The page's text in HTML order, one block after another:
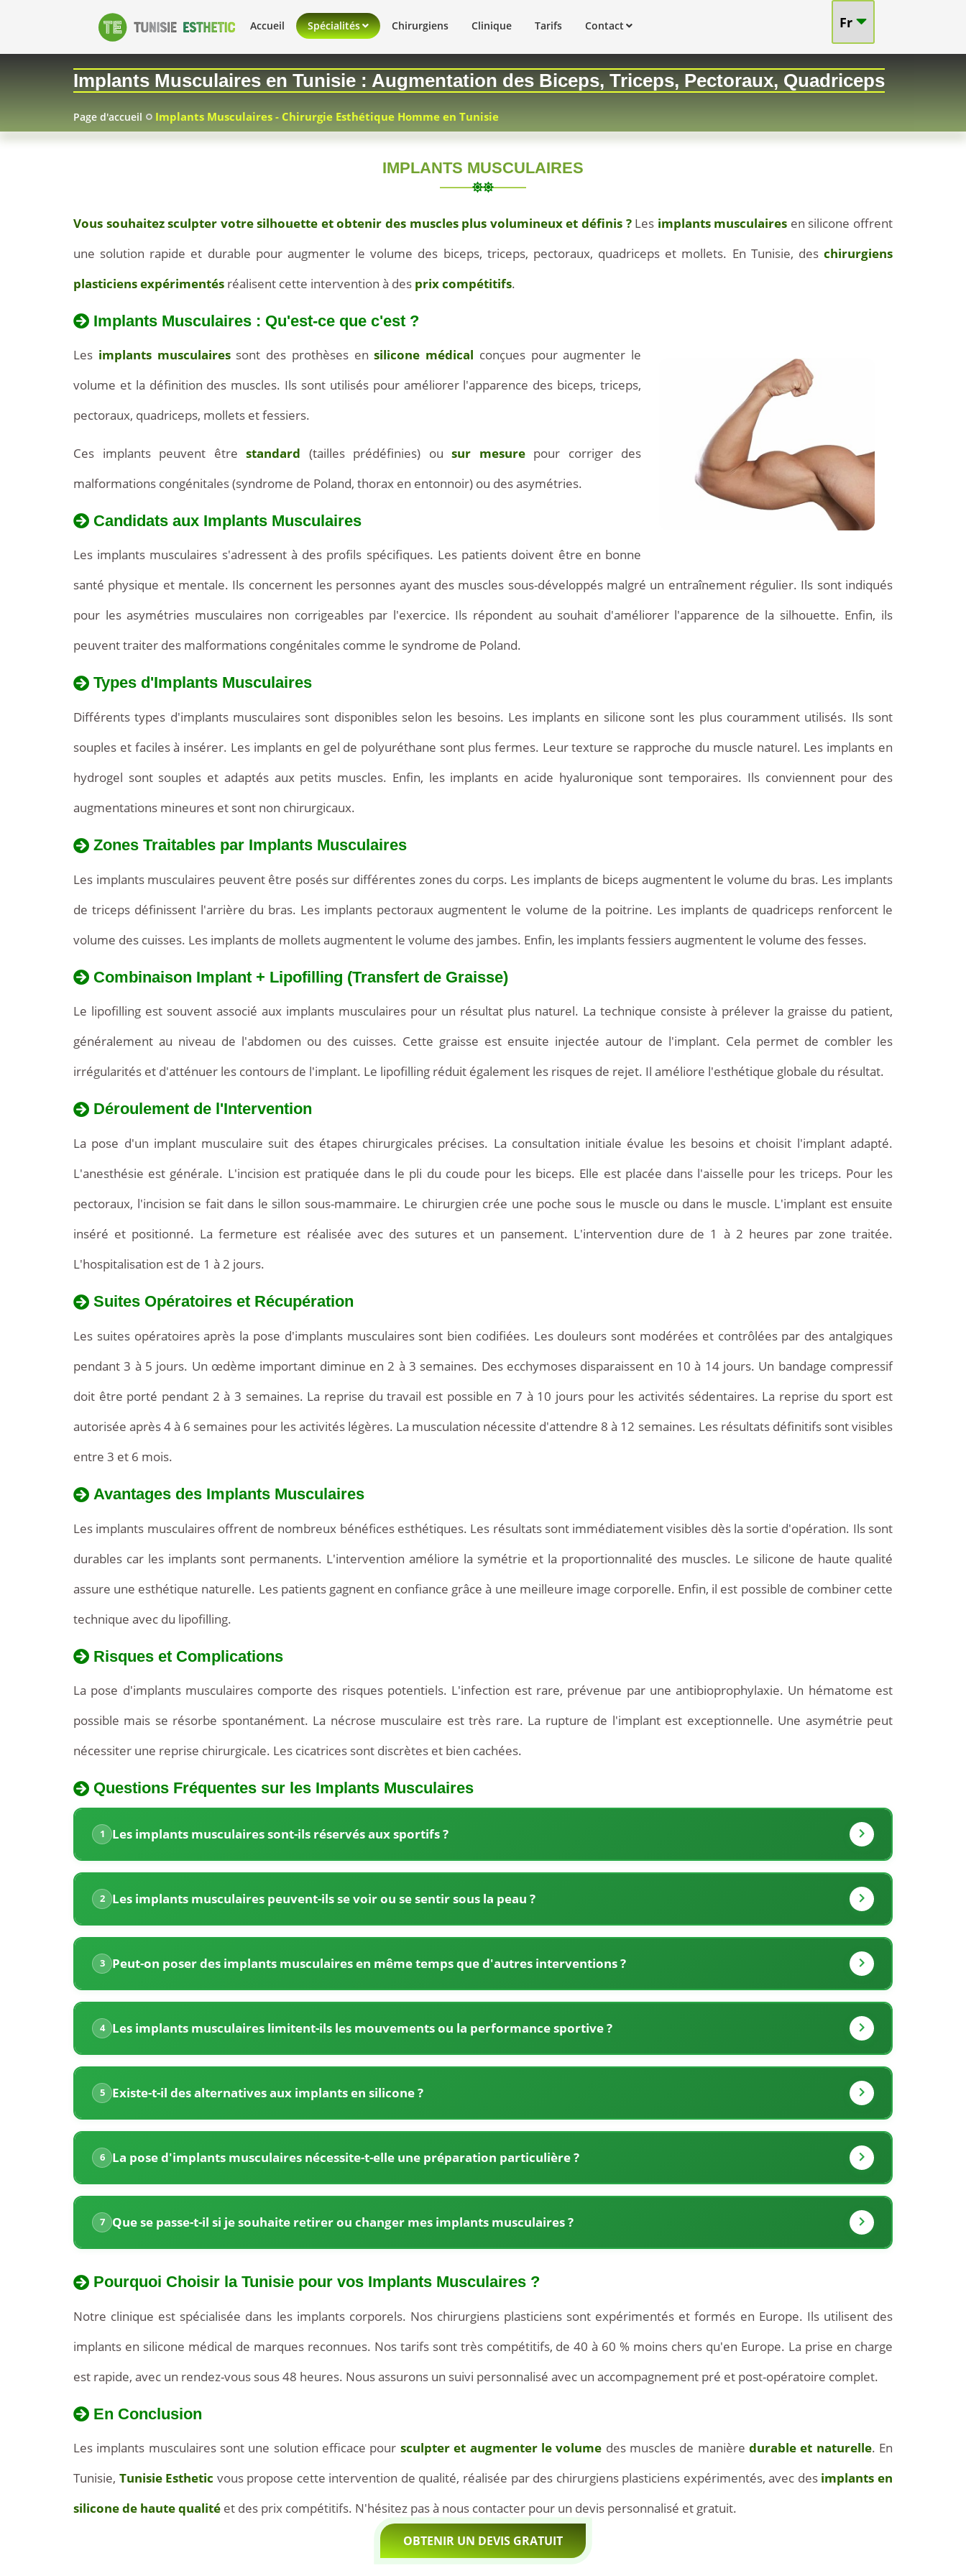
Fr
Accueil Spécialités Chirurgiens Clinique Tarifs Contact
Implants Musculaires en Tunisie : Augmentation des Biceps, Triceps, Pectoraux, Quadriceps
-
Page d'accueil Implants Musculaires - Chirurgie Esthétique Homme en Tunisie
IMPLANTS MUSCULAIRES
03
Vous souhaitez sculpter votre silhouette et obtenir des muscles plus volumineux et définis ?Les implants musculaires en silicone offrent
une solution rapide et durable pour augmenter le volume des biceps, triceps, pectoraux, quadriceps et mollets. En Tunisie, des chirurgiens
plasticiens expérimentés réalisent cette intervention à des prix compétitifs.
Implants Musculaires : Qu'est-ce que c'est ?
Les implants musculairessont des prothèses ensilicone médical conçues pour augmenter le
volume et la définition des muscles. Ils sont utilisés pour améliorer l'apparence des biceps, triceps,
pectoraux, quadriceps, mollets et fessiers.
Ces implants peuvent être standard (tailles prédéfinies) ou sur mesurepour corriger des
malformations congénitales (syndrome de Poland, thorax en entonnoir) ou des asymétries.
Candidats aux Implants Musculaires
Les implants musculaires s'adressent à des profils spécifiques. Les patients doivent être en bonne
santé physique et mentale. Ils concernent les personnes ayant des muscles sous-développés malgré un entraînement régulier. Ils sont indiqués
pour les asymétries musculaires non corrigeables par l'exercice. Ils répondent au souhait d'améliorer l'apparence de la silhouette. Enfin, ils
peuvent traiter des malformations congénitales comme le syndrome de Poland.
Types d'Implants Musculaires
Différents types d'implants musculaires sont disponibles selon les besoins. Les implants en silicone sont les plus couramment utilisés. Ils sont
souples et faciles à insérer. Les implants en gel de polyuréthane sont plus fermes. Leur texture se rapproche du muscle naturel. Les implants en
hydrogel sont souples et adaptés aux petits muscles. Enfin, les implants en acide hyaluronique sont temporaires. Ils conviennent pour des
augmentations mineures et sont non chirurgicaux.
Zones Traitables par Implants Musculaires
Les implants musculaires peuvent être posés sur différentes zones du corps. Les implants de biceps augmentent le volume du bras. Les implants
de triceps définissent l'arrière du bras. Les implants pectoraux augmentent le volume de la poitrine. Les implants de quadriceps renforcent le
volume des cuisses. Les implants de mollets augmentent le volume des jambes. Enfin, les implants fessiers augmentent le volume des fesses.
Combinaison Implant + Lipofilling (Transfert de Graisse)
Le lipofilling est souvent associé aux implants musculaires pour un résultat plus naturel. La technique consiste à prélever la graisse du patient,
généralement au niveau de l'abdomen ou des cuisses. Cette graisse est ensuite injectée autour de l'implant. Cela permet de combler les
irrégularités et d'atténuer les contours de l'implant. Le lipofilling réduit également les risques de rejet. Il améliore l'esthétique globale du résultat.
Déroulement de l'Intervention
La pose d'un implant musculaire suit des étapes chirurgicales précises. La consultation initiale évalue les besoins et choisit l'implant adapté.
L'anesthésie est générale. L'incision est pratiquée dans le pli du coude pour les biceps. Elle est placée dans l'aisselle pour les triceps. Pour les
pectoraux, l'incision se fait dans le sillon sous-mammaire. Le chirurgien crée une poche sous le muscle ou dans le muscle. L'implant est ensuite
inséré et positionné. La fermeture est réalisée avec des sutures et un pansement. L'intervention dure de 1 à 2 heures par zone traitée.
L'hospitalisation est de 1 à 2 jours.
Suites Opératoires et Récupération
Les suites opératoires après la pose d'implants musculaires sont bien codifiées. Les douleurs sont modérées et contrôlées par des antalgiques
pendant 3 à 5 jours. Un œdème important diminue en 2 à 3 semaines. Des ecchymoses disparaissent en 10 à 14 jours. Un bandage compressif
doit être porté pendant 2 à 3 semaines. La reprise du travail est possible en 7 à 10 jours pour les activités sédentaires. La reprise du sport est
autorisée après 4 à 6 semaines pour les activités légères. La musculation nécessite d'attendre 8 à 12 semaines. Les résultats définitifs sont visibles
entre 3 et 6 mois.
Avantages des Implants Musculaires
Les implants musculaires offrent de nombreux bénéfices esthétiques. Les résultats sont immédiatement visibles dès la sortie d'opération. Ils sont
durables car les implants sont permanents. L'intervention améliore la symétrie et la proportionnalité des muscles. Le silicone de haute qualité
assure une esthétique naturelle. Les patients gagnent en confiance grâce à une meilleure image corporelle. Enfin, il est possible de combiner cette
technique avec du lipofilling.
Risques et Complications
La pose d'implants musculaires comporte des risques potentiels. L'infection est rare, prévenue par une antibioprophylaxie. Un hématome est
possible mais se résorbe spontanément. La nécrose musculaire est très rare. La rupture de l'implant est exceptionnelle. Une asymétrie peut
nécessiter une reprise chirurgicale. Les cicatrices sont discrètes et bien cachées.
Tarifs
des
Implants
Musculaires
Tunisie
La
Tunisie
propose
des
tarifs
très
compétitifs
pour
implants
musculaires.
La
consultation
coûte
entre
80
€
implant
de
biceps
unilatéral
Questions Fréquentes sur les Implants Musculaires
1 Les implants musculaires sont-ils réservés aux sportifs ?
2 Les implants musculaires peuvent-ils se voir ou se sentir sous la peau ?
3 Peut-on poser des implants musculaires en même temps que d'autres interventions ?
4 Les implants musculaires limitent-ils les mouvements ou la performance sportive ?
5 Existe-t-il des alternatives aux implants en silicone ?
6 La pose d'implants musculaires nécessite-t-elle une préparation particulière ?
7 Que se passe-t-il si je souhaite retirer ou changer mes implants musculaires ?
Pourquoi Choisir la Tunisie pour vos Implants Musculaires ?
Notre clinique est spécialisée dans les implants corporels. Nos chirurgiens plasticiens sont expérimentés et formés en Europe. Ils utilisent des
implants en silicone médical de marques reconnues. Nos tarifs sont très compétitifs, de 40 à 60 % moins chers qu'en Europe. La prise en charge
est rapide, avec un rendez-vous sous 48 heures. Nous assurons un suivi personnalisé avec un accompagnement pré et post-opératoire complet.
En Conclusion
Les implants musculaires sont une solution efficace pour sculpter et augmenter le volume des muscles de manière durable et naturelle. En
Tunisie, Tunisie Esthetic vous propose cette intervention de qualité, réalisée par des chirurgiens plasticiens expérimentés, avec des implants en
silicone de haute qualité et des prix compétitifs. N'hésitez pas à nous contacter pour un devis personnalisé et gratuit.
OBTENIR UN DEVIS GRATUIT